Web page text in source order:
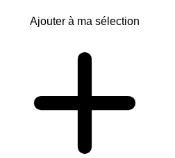
Ajouter à ma sélection